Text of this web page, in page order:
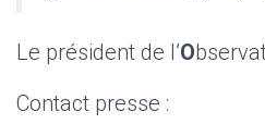
Le président de l’O
Contact presse :